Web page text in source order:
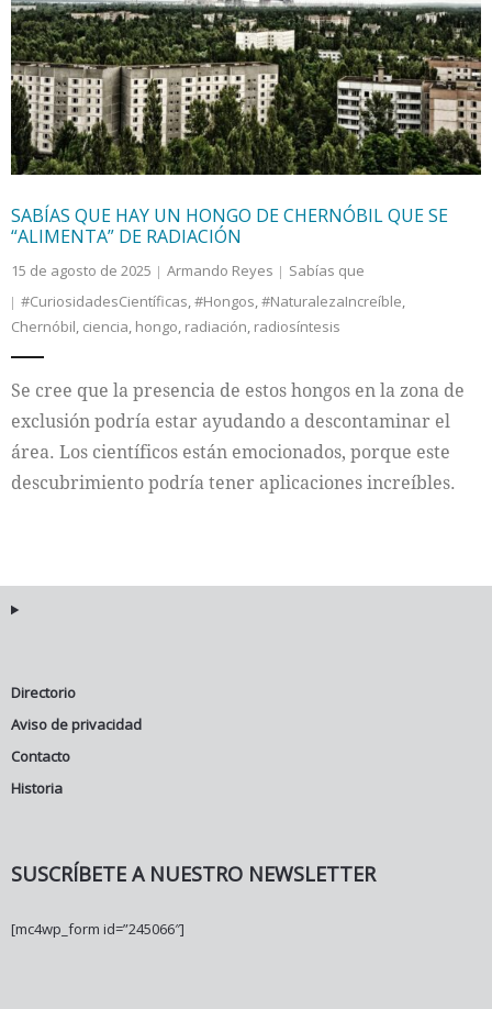
Colaboradores
Internacional
Cultura
SABÍAS QUE HAY UN HONGO DE CHERNÓBIL QUE SE
“ALIMENTA” DE RADIACIÓN
15 de agosto de 2025 Armando Reyes
Sabías que
#CuriosidadesCientíficas,#Hongos,#NaturalezaIncreíble,
Chernóbil, ciencia, hongo, radiación, radiosíntesis
Se cree que la presencia de estos hongos en la zona de
exclusión podría estar ayudando a descontaminar el
área. Los científicos están emocionados, porque este
descubrimiento podría tener aplicaciones increíbles.
Directorio
Aviso de privacidad
Contacto
Historia
SUSCRÍBETE A NUESTRO NEWSLETTER
[mc4wp_form id=”245066″]